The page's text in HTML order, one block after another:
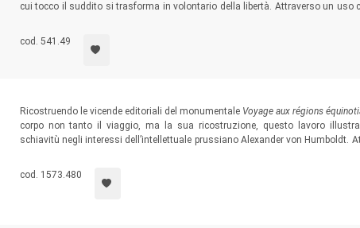
cui tocco il suddito si trasforma in volontario della libertà. Attraverso un uso
“moltiplica” il suo corpo, donando un’aura di sacralità agli oggetti, per
conferire preminenza sociale agli amici e nutrire una religione politica
cod. 541.49
Ricostruendo le vicende editoriali del monumentale Voyage aux régions
corpo non tanto il viaggio, ma la sua ricostruzione, questo lavoro
schiavitù negli interessi dell’intellettuale prussiano Alexander von Humboldt.
grande coerenza per suggerire, in sintonia con gli ambienti
la fine dell’orrore della schiavitù. Una battaglia sulla quale sarebbe non a
anni prima della morte.
cod. 1573.480